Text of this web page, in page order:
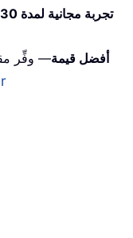
تجربة مجانية لمدة 30 يومًا بكامل الميزات
أفضل قيمة— وفِّر